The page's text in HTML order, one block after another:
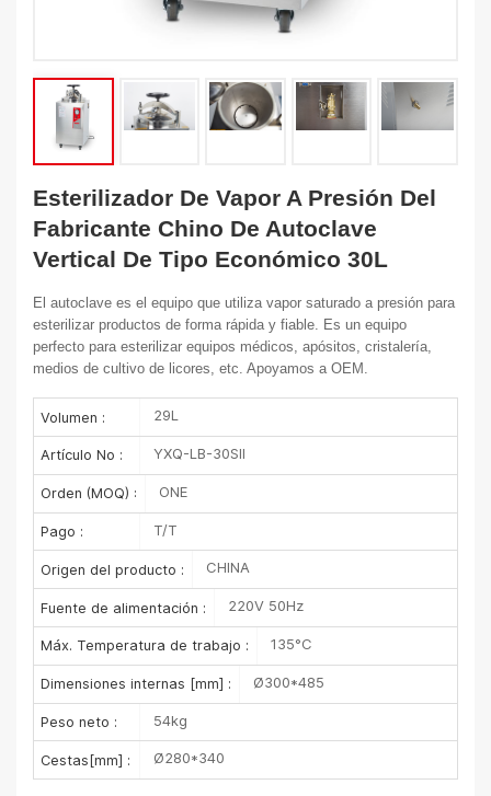
Esterilizador De Vapor A Presión Del
Fabricante Chino De Autoclave
Vertical De Tipo Económico 30L
El autoclave es el equipo que utiliza vapor saturado a presión para
esterilizar productos de forma rápida y fiable. Es un equipo
perfecto para esterilizar equipos médicos, apósitos, cristalería,
medios de cultivo de licores, etc. Apoyamos a OEM.
Volumen : 29L
Artículo No : YXQ-LB-30SII
Orden (MOQ) : ONE
Pago : T/T
Origen del producto : CHINA
Fuente de alimentación : 220V 50Hz
Máx. Temperatura de trabajo : 135°C
Dimensiones internas [mm] : Ø300*485
Peso neto : 54kg
Cestas[mm] : Ø280*340